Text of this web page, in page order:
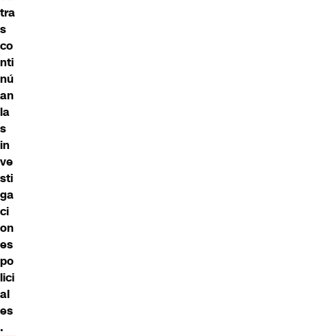
tra
s
co
nti
nú
an
la
s
in
ve
sti
ga
ci
on
es
po
lici
al
es
.